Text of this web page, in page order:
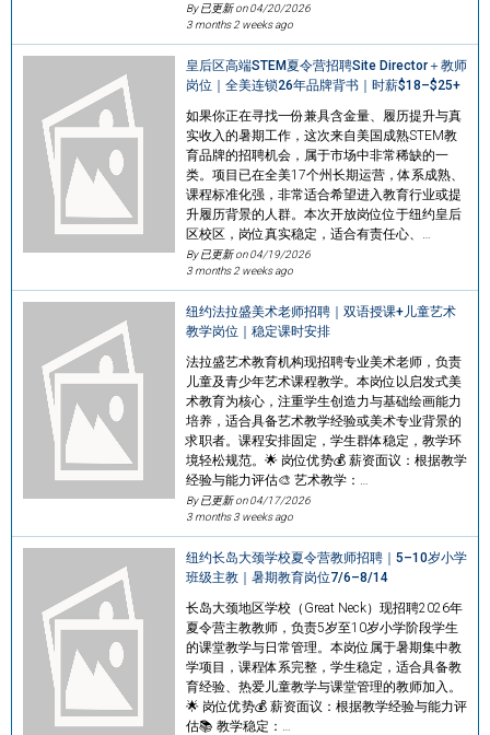
By 已更新 on04/20/2026
3 months 2 weeks ago
皇后区高端STEM夏令营招聘Site Director＋教师
岗位｜全美连锁26年品牌背书｜时薪$18–$25+
如果你正在寻找一份兼具含金量、履历提升与真
实收入的暑期工作，这次来自美国成熟STEM教
育品牌的招聘机会，属于市场中非常稀缺的一
类。项目已在全美17个州长期运营，体系成熟、
课程标准化强，非常适合希望进入教育行业或提
升履历背景的人群。本次开放岗位位于纽约皇后
区校区，岗位真实稳定，适合有责任心、…
By 已更新 on04/19/2026
3 months 2 weeks ago
纽约法拉盛美术老师招聘｜双语授课+儿童艺术
教学岗位｜稳定课时安排
法拉盛艺术教育机构现招聘专业美术老师，负责
儿童及青少年艺术课程教学。本岗位以启发式美
术教育为核心，注重学生创造力与基础绘画能力
培养，适合具备艺术教学经验或美术专业背景的
求职者。课程安排固定，学生群体稳定，教学环
境轻松规范。🌟 岗位优势💰 薪资面议：根据教学
经验与能力评估🎨 艺术教学：…
By 已更新 on04/17/2026
3 months 3 weeks ago
纽约长岛大颈学校夏令营教师招聘｜5–10岁小学
班级主教｜暑期教育岗位7/6–8/14
长岛大颈地区学校（Great Neck）现招聘2026年
夏令营主教教师，负责5岁至10岁小学阶段学生
的课堂教学与日常管理。本岗位属于暑期集中教
学项目，课程体系完整，学生稳定，适合具备教
育经验、热爱儿童教学与课堂管理的教师加入。
🌟 岗位优势💰 薪资面议：根据教学经验与能力评
估📚 教学稳定：…